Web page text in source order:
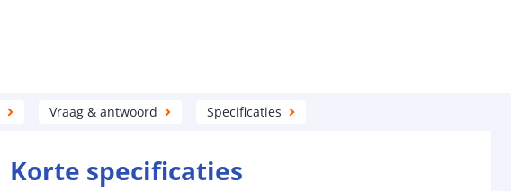
Vraag & antwoord Specificaties
Korte specificaties